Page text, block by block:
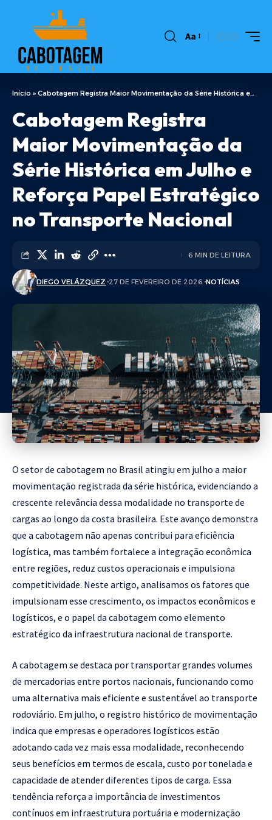
Aa
Início » Cabotagem Registra Maior Movimentação da Série Histórica em Julho e Reforça Papel Estratégico no Transporte Nacional
Cabotagem Registra
Maior Movimentação da
Série Histórica em Julho e
Reforça Papel Estratégico
no Transporte Nacional
DIEGO VELÁZQUEZ 27 DE FEVEREIRO DE 2026 NOTÍCIAS
6 MIN DE LEITURA
O setor de cabotagem no Brasil atingiu em julho a maior
movimentação registrada da série histórica, evidenciando a
crescente relevância dessa modalidade no transporte de
cargas ao longo da costa brasileira. Este avanço demonstra
que a cabotagem não apenas contribui para eficiência
logística, mas também fortalece a integração econômica
entre regiões, reduz custos operacionais e impulsiona
competitividade. Neste artigo, analisamos os fatores que
impulsionam esse crescimento, os impactos econômicos e
logísticos, e o papel da cabotagem como elemento
estratégico da infraestrutura nacional de transporte.
A cabotagem se destaca por transportar grandes volumes
de mercadorias entre portos nacionais, funcionando como
uma alternativa mais eficiente e sustentável ao transporte
rodoviário. Em julho, o registro histórico de movimentação
indica que empresas e operadores logísticos estão
adotando cada vez mais essa modalidade, reconhecendo
seus benefícios em termos de escala, custo por tonelada e
capacidade de atender diferentes tipos de carga. Essa
tendência reforça a importância de investimentos
contínuos em infraestrutura portuária e modernização